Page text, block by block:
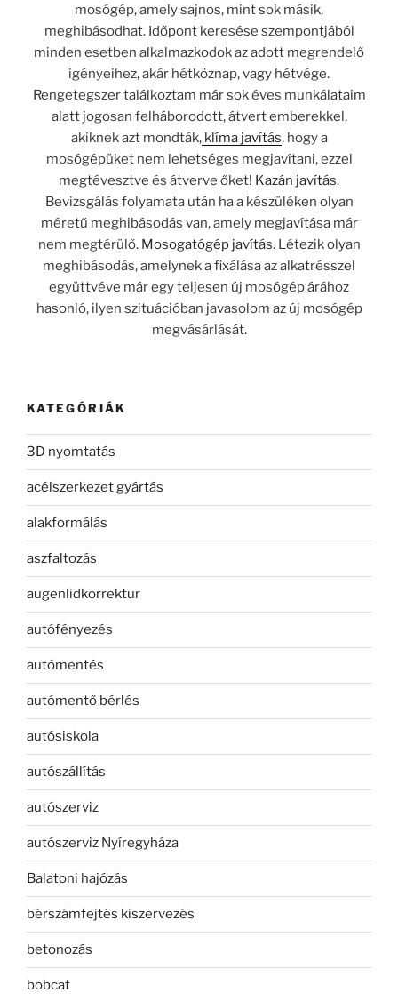
mosógép, amely sajnos, mint sok másik,
meghibásodhat. Időpont keresése szempontjából
minden esetben alkalmazkodok az adott megrendelő
igényeihez, akár hétköznap, vagy hétvége.
Rengetegszer találkoztam már sok éves munkálataim
alatt jogosan felháborodott, átvert emberekkel,
akiknek azt mondták,klíma javítás, hogy a
mosógépüket nem lehetséges megjavítani, ezzel
megtévesztve és átverve őket! Kazán javítás.
Bevizsgálás folyamata után ha a készüléken olyan
méretű meghibásodás van, amely megjavítása már
nem megtérülő. Mosogatógép javítás. Létezik olyan
meghibásodás, amelynek a fixálása az alkatrésszel
együttvéve már egy teljesen új mosógép árához
hasonló, ilyen szituációban javasolom az új mosógép
megvásárlását.
KATEGÓRIÁK
3D nyomtatás
acélszerkezet gyártás
alakformálás
aszfaltozás
augenlidkorrektur
autófényezés
autómentés
autómentő bérlés
autósiskola
autószállítás
autószerviz
autószerviz Nyíregyháza
Balatoni hajózás
bérszámfejtés kiszervezés
betonozás
bobcat